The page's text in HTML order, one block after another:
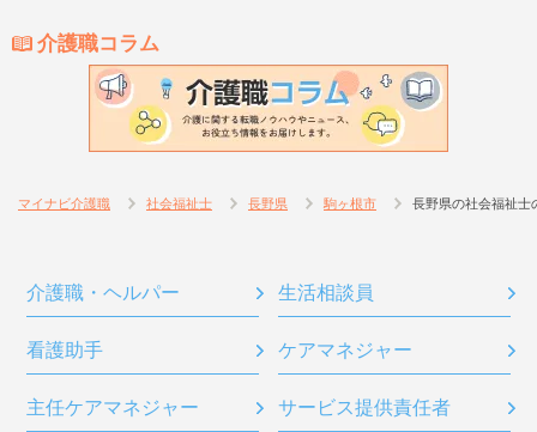
介護職コラム
マイナビ介護職 社会福祉士 長野県 駒ヶ根市 長野県の社会福祉士
介護職・ヘルパー 生活相談員
看護助手 ケアマネジャー
主任ケアマネジャー サービス提供責任者